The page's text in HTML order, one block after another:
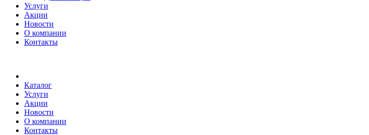
Услуги
Акции
Новости
О компании
Контакты
Каталог
Услуги
Акции
Новости
О компании
Контакты